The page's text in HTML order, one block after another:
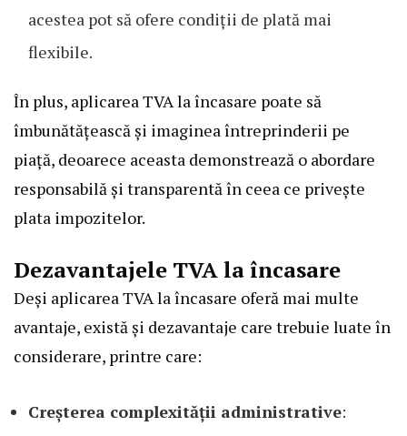
acestea pot să ofere condiții de plată mai
flexibile.
În plus, aplicarea TVA la încasare poate să
îmbunătățească și imaginea întreprinderii pe
piață, deoarece aceasta demonstrează o abordare
responsabilă și transparentă în ceea ce privește
plata impozitelor.
Dezavantajele TVA la încasare
Deși aplicarea TVA la încasare oferă mai multe
avantaje, există și dezavantaje care trebuie luate în
considerare, printre care:
Creșterea complexității administrative: